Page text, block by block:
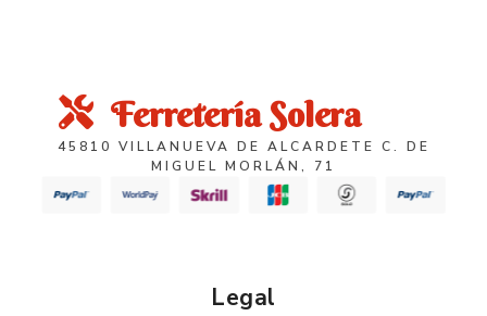
Ferretería Solera
45810 VILLANUEVA DE ALCARDETE C. DE
MIGUEL MORLÁN, 71
Legal